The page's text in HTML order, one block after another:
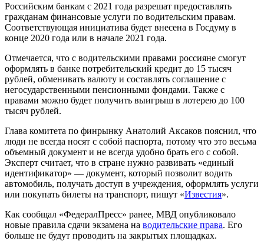
Российским банкам с 2021 года разрешат предоставлять
гражданам финансовые услуги по водительским правам.
Соответствующая инициатива будет внесена в Госдуму в
конце 2020 года или в начале 2021 года.
Отмечается, что с водительскими правами россияне смогут
оформлять в банке потребительский кредит до 15 тысяч
рублей, обменивать валюту и составлять соглашение с
негосударственными пенсионными фондами. Также с
правами можно будет получить выигрыш в лотерею до 100
тысяч рублей.
Глава комитета по финрынку Анатолий Аксаков пояснил, что
люди не всегда носят с собой паспорта, потому что это весьма
объемный документ и не всегда удобно брать его с собой.
Эксперт считает, что в стране нужно развивать «единый
идентификатор» — документ, который позволит водить
автомобиль, получать доступ в учреждения, оформлять услуги
или покупать билеты на транспорт, пишут «Известия».
Как сообщал «ФедералПресс» ранее, МВД опубликовало
новые правила сдачи экзамена на водительские права. Его
больше не будут проводить на закрытых площадках.